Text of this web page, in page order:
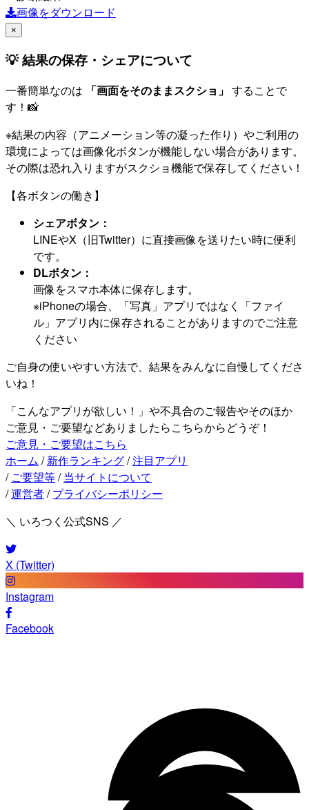
画像をダウンロード
×
💡 結果の保存・シェアについて
一番簡単なのは 「画面をそのままスクショ」 することで
す！📸
※結果の内容（アニメーション等の凝った作り）やご利用の
環境によっては画像化ボタンが機能しない場合があります。
その際は恐れ入りますがスクショ機能で保存してください！
【各ボタンの働き】
シェアボタン：
LINEやX（旧Twitter）に直接画像を送りたい時に便利
です。
DLボタン：
画像をスマホ本体に保存します。
※iPhoneの場合、「写真」アプリではなく「ファイ
ル」アプリ内に保存されることがありますのでご注意
ください
ご自身の使いやすい方法で、結果をみんなに自慢してくださ
いね！
「こんなアプリが欲しい！」や不具合のご報告やそのほか
ご意見・ご要望などありましたらこちらからどうぞ！
ご意見・ご要望はこちら
ホーム / 新作ランキング/注目アプリ
/ ご要望等/ 当サイトについて
/運営者/ プライバシーポリシー
＼ いろつく公式SNS ／
X (Twitter)
Instagram
Facebook